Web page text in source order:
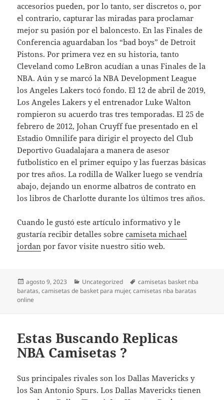
accesorios pueden, por lo tanto, ser discretos o, por
el contrario, capturar las miradas para proclamar
mejor su pasión por el baloncesto. En las Finales de
Conferencia aguardaban los “bad boys” de Detroit
Pistons. Por primera vez en su historia, tanto
Cleveland como LeBron acudían a unas Finales de la
NBA. Aún y se marcó la NBA Development League
los Angeles Lakers tocó fondo. El 12 de abril de 2019,
Los Angeles Lakers y el entrenador Luke Walton
rompieron su acuerdo tras tres temporadas. El 25 de
febrero de 2012, Johan Cruyff fue presentado en el
Estadio Omnilife para dirigir el proyecto del Club
Deportivo Guadalajara a manera de asesor
futbolístico en el primer equipo y las fuerzas básicas
por tres años. La rodilla de Walker luego se vendría
abajo, dejando un enorme albatros de contrato en
los libros de Charlotte durante los últimos tres años.
Cuando le gustó este artículo informativo y le
gustaría recibir detalles sobrecamiseta michael
jordan por favor visite nuestro sitio web.
Publicado
el
agosto 9, 2023 Categorías
Uncategorized Etiquetas
camisetas basket nba
baratas,camisetas de basket para mujer,camisetas nba baratas
online
Estas Buscando Replicas
NBA Camisetas ?
Sus principales rivales son los Dallas Mavericks y
los San Antonio Spurs. Los Dallas Mavericks tienen